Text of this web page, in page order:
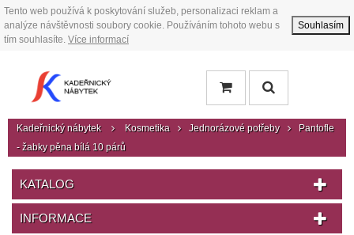
Tento web používá k poskytování služeb, personalizaci reklam a
analýze návštěvnosti soubory cookie. Používáním tohoto webu s
tím souhlasíte. Více informací
Souhlasím
Kadeřnický nábytek Kosmetika Jednorázové potřeby
Pantofle
- žabky pěna bílá 10 párů
KATALOG
INFORMACE